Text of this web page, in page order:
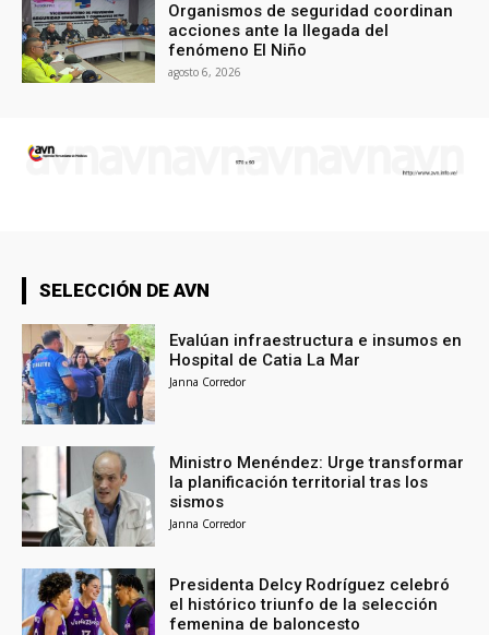
Organismos de seguridad coordinan
acciones ante la llegada del
fenómeno El Niño
agosto 6, 2026
SELECCIÓN DE AVN
Evalúan infraestructura e insumos en
Hospital de Catia La Mar
Janna Corredor
Ministro Menéndez: Urge transformar
la planificación territorial tras los
sismos
Janna Corredor
Presidenta Delcy Rodríguez celebró
el histórico triunfo de la selección
femenina de baloncesto